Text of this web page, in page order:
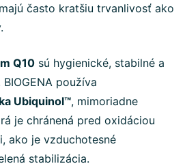
často kratšiu trvanlivosť ako
Q10 sú hygienické, stabilné a
používa
Ubiquinol™, mimoriadne
je chránená pred oxidáciou
ako je vzduchotesné
stabilizácia.